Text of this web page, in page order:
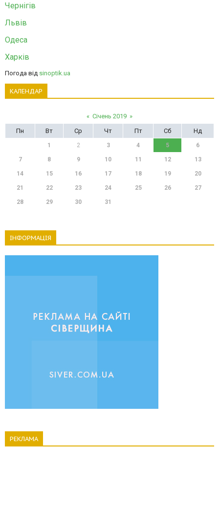
Чернігів
Львів
Одеса
Харків
Погода від sinoptik.ua
КАЛЕНДАР
« Січень 2019 »
Пн
Вт Ср Чт Пт Сб Нд
1 2 3 4 5 6
7 8 9 10 11 12 13
14 15 16 17 18 19 20
21 22 23 24 25 26 27
28 29 30 31
ІНФОРМАЦІЯ
РЕКЛАМА